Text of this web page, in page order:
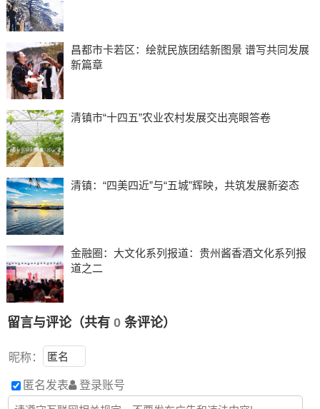
昌都市卡若区：绘就民族团结新图景 谱写共同发展
新篇章
清镇市“十四五”农业农村发展交出亮眼答卷
清镇：“四美四近”与“五城”辉映，共筑发展新姿态
金融圈：大文化系列报道：贵州酱香酒文化系列报
道之二
留言与评论（共有 0条评论）
昵称：
匿名发表 登录账号